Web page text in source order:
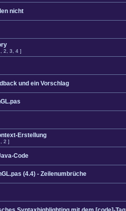
nicht
2 3 4 ]
und ein Vorschlag
Erstellung
2 ]
Code
(4.4) - Zeilenumbrüche